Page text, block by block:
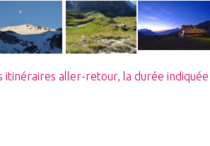
Image Image
itinéraires aller-retour, la durée